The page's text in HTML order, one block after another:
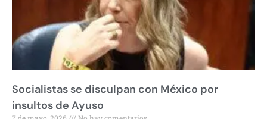
Socialistas se disculpan con México por
insultos de Ayuso